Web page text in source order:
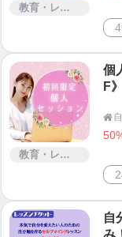
教育・レッスン・講習
教育・レッスン・講習
個
F》

自
み